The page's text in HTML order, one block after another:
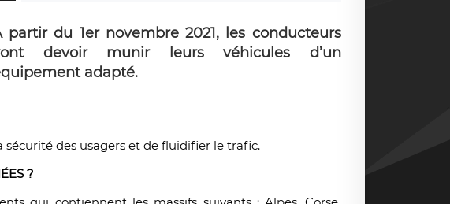
partir du 1er novembre 2021, les conducteurs
devoir munir leurs véhicules d’un
adapté.
des usagers et de fluidifier le trafic.
?